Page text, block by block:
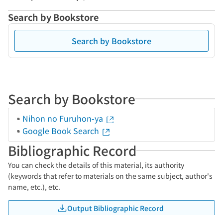
Search by Bookstore
Search by Bookstore
Search by Bookstore
Nihon no Furuhon-ya
Google Book Search
Bibliographic Record
You can check the details of this material, its authority
(keywords that refer to materials on the same subject, author's
name, etc.), etc.
Output Bibliographic Record